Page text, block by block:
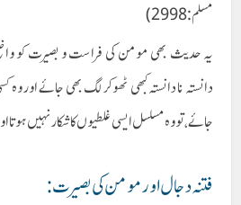
مسلم:2998)
یہ حدیث بھی مومن کی فراست و بصیرت کو
دانستہ نا دانستہ کبھی ٹھوکر لگ بھی جائے اور وہ
جائے ،تو وہ مسلسل ایسی غلطیوں کا شکار نہیں
فتنہ دجال اور مومن کی بصیرت :